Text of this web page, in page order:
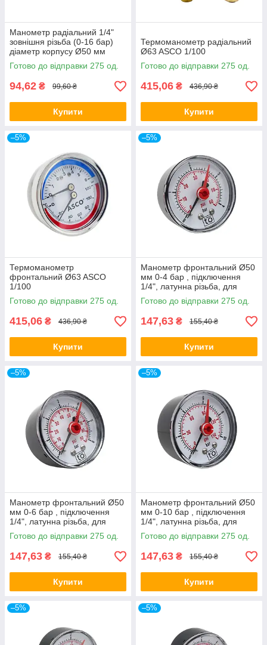
Манометр радіальний 1/4"
зовнішня різьба (0-16 бар)
діаметр корпусу Ø50 мм
MR.004
Готово до відправки 275 од.
94,62 ₴ 99,60 ₴
Купити
Термоманометр радіальний
Ø63 ASCO 1/100
Готово до відправки 275 од.
415,06 ₴ 436,90 ₴
Купити
–5%
Термоманометр
фронтальний Ø63 ASCO
1/100
Готово до відправки 275 од.
415,06 ₴ 436,90 ₴
Купити
–5%
Манометр фронтальний Ø50
мм 0-4 бар , підключення
1/4", латунна різьба, для
опалення та води
Готово до відправки 275 од.
147,63 ₴ 155,40 ₴
Купити
–5%
Манометр фронтальний Ø50
мм 0-6 бар , підключення
1/4", латунна різьба, для
опалення та води
Готово до відправки 275 од.
147,63 ₴ 155,40 ₴
Купити
–5%
Манометр фронтальний Ø50
мм 0-10 бар , підключення
1/4", латунна різьба, для
опалення та води
Готово до відправки 275 од.
147,63 ₴ 155,40 ₴
Купити
–5% –5%